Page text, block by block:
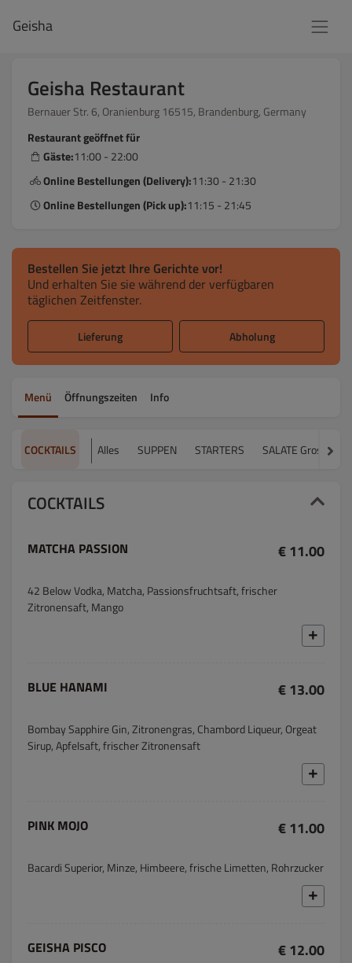
Geisha
Geisha Restaurant
Bernauer Str. 6, Oranienburg 16515, Brandenburg, Germany
Restaurant geöffnet für
Gäste:11:00 - 22:00
Online Bestellungen (Delivery):11:30 - 21:30
Online Bestellungen (Pick up):11:15 - 21:45
Bestellen Sie jetzt Ihre Gerichte vor!
Und erhalten Sie sie während der verfügbaren
täglichen Zeitfenster.
Lieferung Abholung
Menü Öffnungszeiten Info
COCKTAILS Alles SUPPEN STARTERS SALATE Gross
COCKTAILS
MATCHA PASSION € 11.00
42 Below Vodka, Matcha, Passionsfruchtsaft, frischer
Zitronensaft, Mango
BLUE HANAMI € 13.00
Bombay Sapphire Gin, Zitronengras, Chambord Liqueur, Orgeat
Sirup, Apfelsaft, frischer Zitronensaft
PINK MOJO € 11.00
Bacardi Superior, Minze, Himbeere, frische Limetten, Rohrzucker
GEISHA PISCO € 12.00